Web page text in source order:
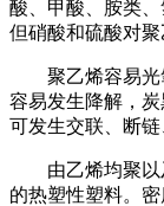
酸、甲酸、胺类
但硝酸和硫酸对聚
聚乙烯容易光
容易发生降解，
可发生交联、断链
由乙烯均聚以
的热塑性塑料。密